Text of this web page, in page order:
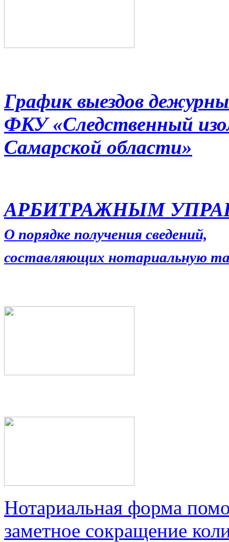
График выездов
ФКУ «Следственный
Самарской области»
АРБИТРАЖНЫМ
О порядке получения сведений,
составляющих нотариальную
Нотариальная форма
заметное сокращение